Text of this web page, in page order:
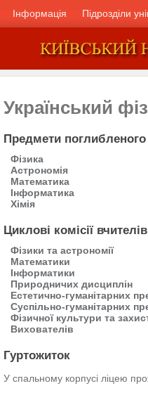
Інформація Підрозділи
Український
Предмети
Фізика
Астрономія
Математика
Інформатика
Хімія
Циклові комісії
Фізики та астрономії
Математики
Інформатики
Природничих дисциплін
Естетично-гуманітарних
Суспільно-гуманітарних
Фізичної культури та
Вихователів
Гуртожиток
У спальному корпусі ліцею